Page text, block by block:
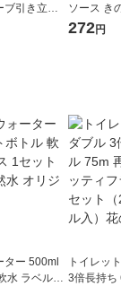
引き立つ
ソース き
にくしょ
272円
ター 500ml
水 ラベルレ
トイレッ
3倍長持ち 6ロ